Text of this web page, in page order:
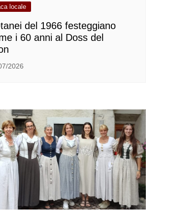
locale
del 1966 festeggiano
i 60 anni al Doss del
2026